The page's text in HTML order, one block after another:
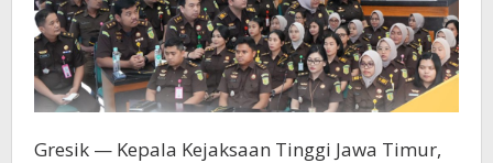
Gresik — Kepala Kejaksaan Tinggi Jawa Timur,